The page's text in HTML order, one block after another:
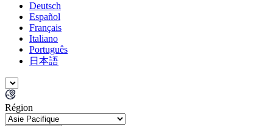
Deutsch
Español
Français
Italiano
Português
日本語
Région